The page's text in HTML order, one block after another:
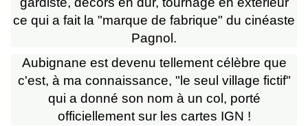
ce qui a fait la "marque de fabrique" du cinéaste
Pagnol.
Aubignane est devenu tellement célèbre que
c'est, à ma connaissance, "le seul village fictif"
qui a donné son nom à un col, porté
officiellement sur les cartes IGN !